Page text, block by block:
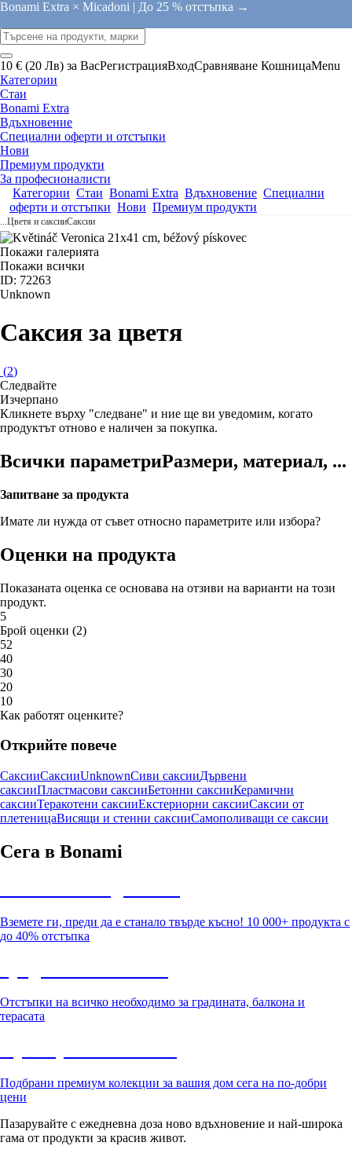
Bonami Extra × Micadoni | До 25 % отстъпка →
10 € (20 Лв) за ВасРегистрацияВходСравняване КошницаMenu
Категории
Стаи
Bonami Extra
Вдъхновение
Специални оферти и отстъпки
Нови
Премиум продукти
За професионалисти
Категории Стаи Bonami Extra Вдъхновение Специални
оферти и отстъпки Нови Премиум продукти
...Цветя и саксииСаксии
Покажи галерията
Покажи всички
ID: 72263
Unknown
Саксия за цветя
(2)
Следвайте
Изчерпанo
Кликнете върху "следване" и ние ще ви уведомим, когато
продуктът отново е наличен за покупка.
Всички параметриРазмери, материал, ...
Запитване за продукта
Имате ли нужда от съвет относно параметрите или избора?
Оценки на продукта
Показаната оценка се основава на отзиви на варианти на този
продукт.
5
Брой оценки (2)
52
40
30
20
10
Как работят оценките?
Открийте повече
СаксииСаксииUnknownСиви саксииДървени
саксииПластмасови саксииБетонни саксииКерамични
саксииТеракотени саксииЕкстериорни саксииСаксии от
плетеницаВисящи и стенни саксииСамополиващи се саксии
Сега в Bonami
Вземете ги, преди да е станало твърде късно! 10 000+ продукта с
до 40% отстъпка
Отстъпки на всичко необходимо за градината, балкона и
терасата
Подбрани премиум колекции за вашия дом сега на по-добри
цени
Пазарувайте с ежедневна доза ново вдъхновение и най-широка
гама от продукти за красив живот.